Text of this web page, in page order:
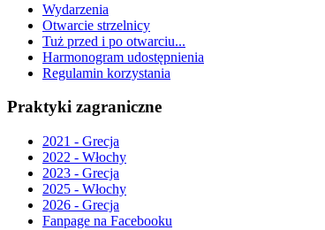
Wydarzenia
Otwarcie strzelnicy
Tuż przed i po otwarciu...
Harmonogram udostępnienia
Regulamin korzystania
Praktyki zagraniczne
2021 - Grecja
2022 - Włochy
2023 - Grecja
2025 - Włochy
2026 - Grecja
Fanpage na Facebooku